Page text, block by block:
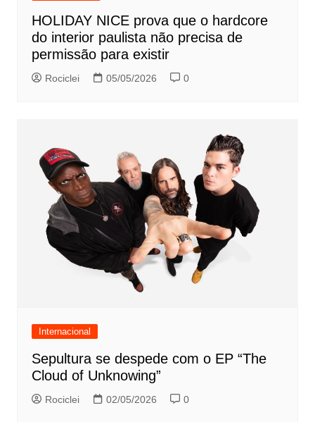
HOLIDAY NICE prova que o hardcore
do interior paulista não precisa de
permissão para existir
Rociclei 05/05/2026 0
Internacional
Sepultura se despede com o EP “The
Cloud of Unknowing”
Rociclei 02/05/2026 0